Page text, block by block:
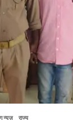
न्यूज़ राज्य